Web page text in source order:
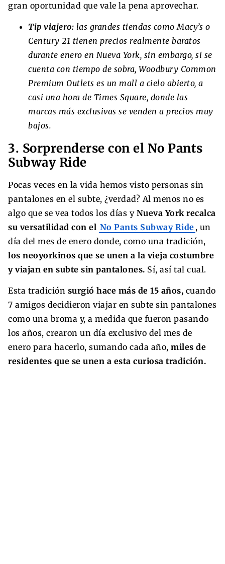
gran oportunidad que vale la pena aprovechar.
Tip viajero: las grandes tiendas como Macy’s o
Century 21 tienen precios realmente baratos
durante enero en Nueva York, sin embargo, si se
cuenta con tiempo de sobra, Woodbury Common
Premium Outlets es un mall a cielo abierto, a
casi una hora de Times Square, donde las
marcas más exclusivas se venden a precios muy
bajos.
3. Sorprenderse con el No Pants
Subway Ride
Pocas veces en la vida hemos visto personas sin
pantalones en el subte, ¿verdad? Al menos no es
algo que se vea todos los días y Nueva York recalca
su versatilidad con el No Pants Subway Ride , un
día del mes de enero donde, como una tradición,
los neoyorkinos que se unen a la vieja costumbre
y viajan en subte sin pantalones. Sí, así tal cual.
Esta tradición surgió hace más de 15 años, cuando
7 amigos decidieron viajar en subte sin pantalones
como una broma y, a medida que fueron pasando
los años, crearon un día exclusivo del mes de
enero para hacerlo, sumando cada año, miles de
residentes que se unen a esta curiosa tradición.